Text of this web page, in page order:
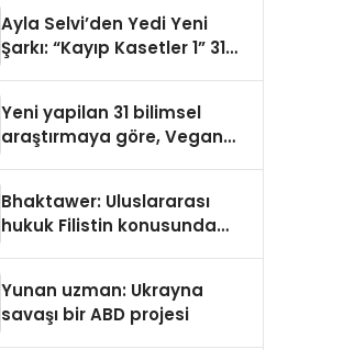
Ayla Selvi’den Yedi Yeni
Şarkı: “Kayıp Kasetler 1” 31
Yeni yapilan 31 bilimsel
araştırmaya göre, Vegan
Sindirildiğini Ortaya Koydu
Bhaktawer: Uluslararası
hukuk Filistin konusunda
Yunan uzman: Ukrayna
savaşı bir ABD projesi